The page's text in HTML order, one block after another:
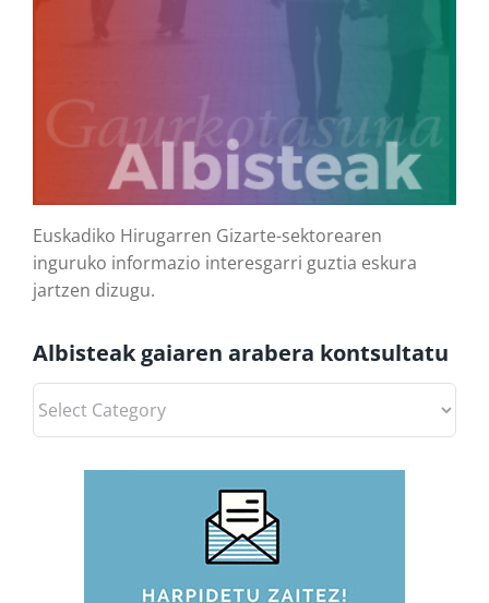
Euskadiko Hirugarren Gizarte-sektorearen
inguruko informazio interesgarri guztia eskura
jartzen dizugu.
Albisteak gaiaren arabera kontsultatu
gaiaren
kontsultatu